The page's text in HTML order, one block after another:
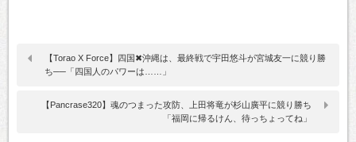
【Torao X Force】四国✖沖縄は、最終戦で宇田悠斗が宮城友一に競り勝
ち──「四国人のパワーは……」
【Pancrase320】魂のつまった攻防、上田将竜が杉山廣平に競り勝ち
「福岡に帰るけん、待っちょってね」